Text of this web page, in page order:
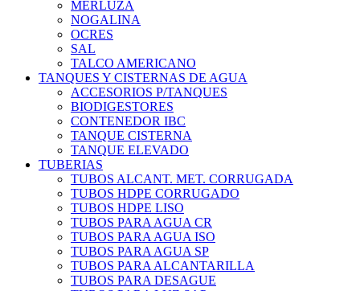
MERLUZA
NOGALINA
OCRES
SAL
TALCO AMERICANO
TANQUES Y CISTERNAS DE AGUA
ACCESORIOS P/TANQUES
BIODIGESTORES
CONTENEDOR IBC
TANQUE CISTERNA
TANQUE ELEVADO
TUBERIAS
TUBOS ALCANT. MET. CORRUGADA
TUBOS HDPE CORRUGADO
TUBOS HDPE LISO
TUBOS PARA AGUA CR
TUBOS PARA AGUA ISO
TUBOS PARA AGUA SP
TUBOS PARA ALCANTARILLA
TUBOS PARA DESAGUE